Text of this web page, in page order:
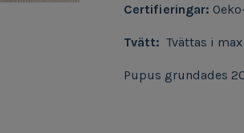
Certifieringar:
Tvätt: Tvättas i
Pupus grundades